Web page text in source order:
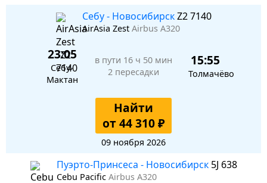
Себу - НовосибирскZ2 7140
AirAsia Zest Airbus A320
23:05
Себу-
Мактан
в пути 16 ч 50 мин
2 пересадки
15:55
Толмачёво
Найти
от 44 310 ₽
09 ноября 2026
Пуэрто-Принсеса - Новосибирск 5J 638
Cebu Pacific Airbus A320